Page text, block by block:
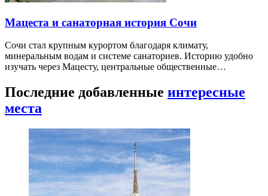
Мацеста и санаторная история Сочи
Сочи стал крупным курортом благодаря климату,
минеральным водам и системе санаториев. Историю удобно
изучать через Мацесту, центральные общественные…
Последние добавленные интересные
места